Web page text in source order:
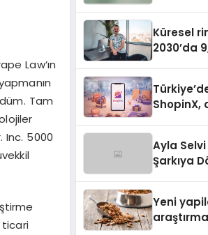
Law’ın
Tam
Inc. 5000
ticari
Küresel
2030’da
ShopinX,
Ayla Selvi
Şarkıya
Yeni